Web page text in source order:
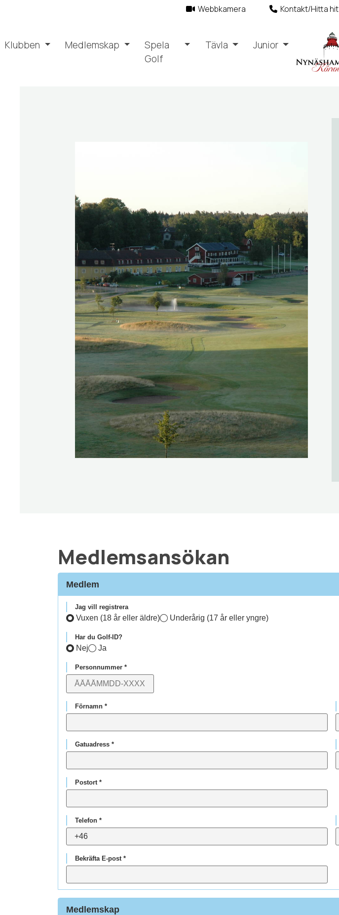
Webbkamera Kontakt/Hitta hit
Klubben Medlemskap
Spela
Golf
Tävla Junior
Medlemsansökan
Medlem
Jag vill registrera
Vuxen (18 år eller äldre) Underårig (17 år eller yngre)
Har du Golf-ID?
Nej Ja
Personnummer *
Förnamn *
Gatuadress *
Postort *
Telefon *
Bekräfta E-post *
Medlemskap